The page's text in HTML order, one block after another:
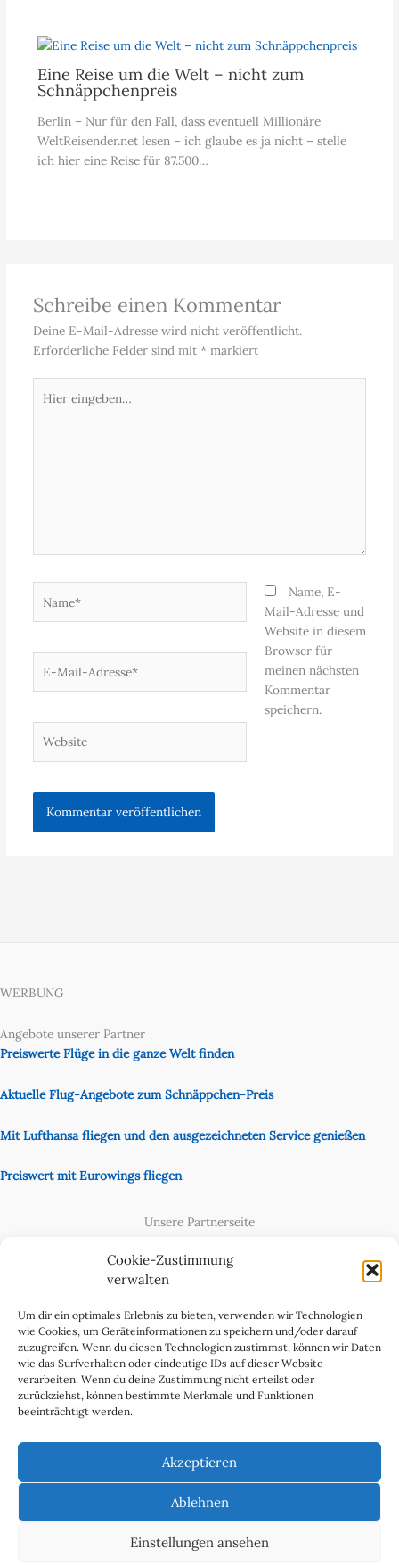
Cookie-Zustimmung
verwalten
Um dir ein optimales Erlebnis zu bieten, verwenden wir Technologien
wie Cookies, um Geräteinformationen zu speichern und/oder darauf
zuzugreifen. Wenn du diesen Technologien zustimmst, können wir Daten
wie das Surfverhalten oder eindeutige IDs auf dieser Website
verarbeiten. Wenn du deine Zustimmung nicht erteilst oder
zurückziehst, können bestimmte Merkmale und Funktionen
beeinträchtigt werden.
Akzeptieren
Ablehnen
Einstellungen ansehen
Eine Reise um die Welt – nicht zum
Schnäppchenpreis
Berlin – Nur für den Fall, dass eventuell Millionäre
WeltReisender.net lesen – ich glaube es ja nicht – stelle
ich hier eine Reise für 87.500…
Schreibe einen Kommentar
Deine E-Mail-Adresse wird nicht veröffentlicht.
Erforderliche Felder sind mit *markiert
eingeben…
Mail-
Name, E-
Mail-Adresse und
Website in diesem
Browser für
meinen nächsten
Kommentar
speichern.
WERBUNG
Angebote unserer Partner
Preiswerte Flüge in die ganze Welt finden
Aktuelle Flug-Angebote zum Schnäppchen-Preis
Mit Lufthansa fliegen und den ausgezeichneten Service genießen
Preiswert mit Eurowings fliegen
Unsere Partnerseite
Cookie-Richtlinie (EU)
Datenschutzerklärung
Impressum & Kontakt
Über uns
Werben Sie in WeltReisender Magazin
Copyright 2011 - 2025 Ingo Paszkowsky